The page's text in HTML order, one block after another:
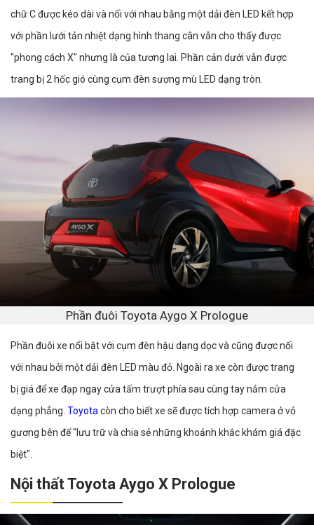
chữ C được kéo dài và nối với nhau bằng một dải đèn LED kết hợp
với phần lưới tản nhiệt dạng hình thang cân vẫn cho thấy được
"phong cách X" nhưng là của tương lai. Phần cản dưới vẫn được
trang bị 2 hốc gió cùng cụm đèn sương mù LED dạng tròn.
Phần đuôi Toyota Aygo X Prologue
Phần đuôi xe nổi bật với cụm đèn hậu dạng dọc và cũng được nối
với nhau bởi một dải đèn LED màu đỏ. Ngoài ra xe còn được trang
bị giá để xe đạp ngay cửa tấm trượt phía sau cùng tay nắm cửa
dạng phẳng. Toyota còn cho biết xe sẽ được tích hợp camera ở vỏ
gương bên để "lưu trữ và chia sẻ những khoảnh khắc khám giá đặc
biệt".
Nội thất Toyota Aygo X Prologue